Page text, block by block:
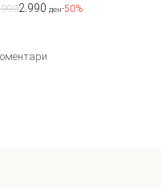
2.990 ден-50%